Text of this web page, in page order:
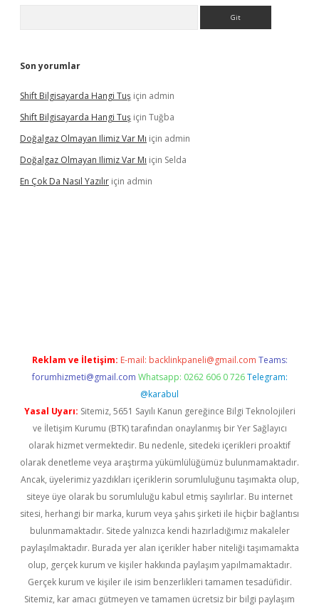
Son yorumlar
Shift Bilgisayarda Hangi Tuş için admin
Shift Bilgisayarda Hangi Tuş için Tuğba
Doğalgaz Olmayan Ilimiz Var Mı için admin
Doğalgaz Olmayan Ilimiz Var Mı için Selda
En Çok Da Nasıl Yazılır için admin
Reklam ve İletişim: E-mail: backlinkpaneli@gmail.com Teams:
forumhizmeti@gmail.com Whatsapp: 0262 606 0 726 Telegram:
@karabul
Yasal Uyarı: Sitemiz, 5651 Sayılı Kanun gereğince Bilgi Teknolojileri
ve İletişim Kurumu (BTK) tarafından onaylanmış bir Yer Sağlayıcı
olarak hizmet vermektedir. Bu nedenle, sitedeki içerikleri proaktif
olarak denetleme veya araştırma yükümlülüğümüz bulunmamaktadır.
Ancak, üyelerimiz yazdıkları içeriklerin sorumluluğunu taşımakta olup,
siteye üye olarak bu sorumluluğu kabul etmiş sayılırlar. Bu internet
sitesi, herhangi bir marka, kurum veya şahıs şirketi ile hiçbir bağlantısı
bulunmamaktadır. Sitede yalnızca kendi hazırladığımız makaleler
paylaşılmaktadır. Burada yer alan içerikler haber niteliği taşımamakta
olup, gerçek kurum ve kişiler hakkında paylaşım yapılmamaktadır.
Gerçek kurum ve kişiler ile isim benzerlikleri tamamen tesadüfidir.
Sitemiz, kar amacı gütmeyen ve tamamen ücretsiz bir bilgi paylaşım